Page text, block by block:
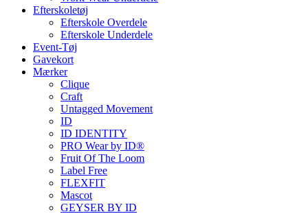
Efterskoletøj
Efterskole Overdele
Efterskole Underdele
Event-Tøj
Gavekort
Mærker
Clique
Craft
Untagged Movement
ID
ID IDENTITY
PRO Wear by ID®
Fruit Of The Loom
Label Free
FLEXFIT
Mascot
GEYSER BY ID